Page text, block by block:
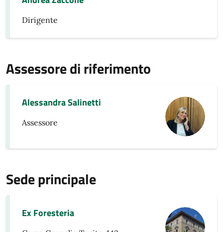
Dirigente
Assessore di riferimento
Alessandra Salinetti
Assessore
Sede principale
Ex Foresteria